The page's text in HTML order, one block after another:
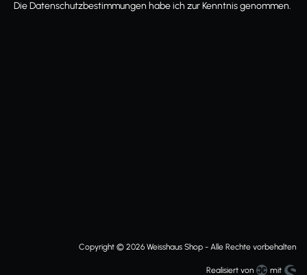
DieDatenschutzbestimmungen habe ich zur Kenntnis genommen.
Copyright © 2026 Weisshaus Shop - Alle Rechte vorbehalten
Realisiert von mit